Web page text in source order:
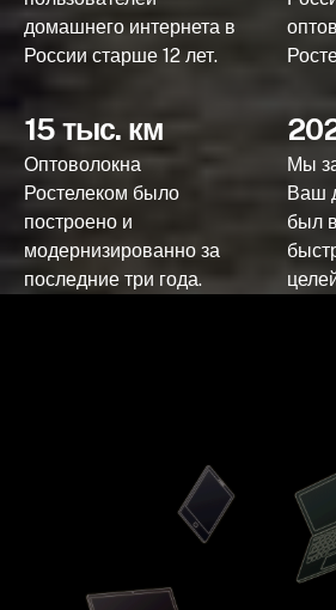
домашнего интернета в
России старше 12 лет.
15 тыс. км
Оптоволокна
Ростелеком было
построено и
модернизированно за
последние три года.
Мы
Ваш
был